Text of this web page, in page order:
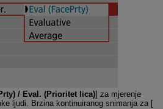
/ Eval. (Prioritet lica)] za mjerenje
ljudi. Brzina kontinuiranog snimanja za [